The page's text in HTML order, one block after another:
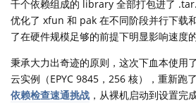
千个依赖组成的 library 全部打包进了
优化了 xfun 和 pak 在不同阶段并行下载
了在硬件规模足够的前提下明显影响速度的
秉承大力出奇迹的原则，这次下血本使用
云实例（EPYC 9845，256 核），重新跑
依赖检查速通挑战 ，从裸机启动到设置完